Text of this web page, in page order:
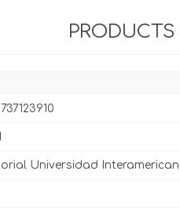
Universidad